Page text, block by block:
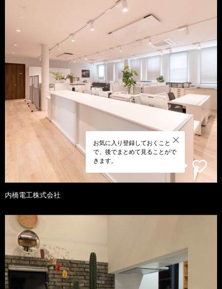
お気に入り登録しておくこと
で、後でまとめて見ることがで
きます。
内橋電工株式会社